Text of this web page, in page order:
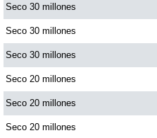
Pick 3 Día
Pick 3 Noche
Pick 4 Día
Seco 30 millones
Seco 30 millones
Seco 30 millones
Seco 20 millones
Seco 20 millones
Seco 20 millones